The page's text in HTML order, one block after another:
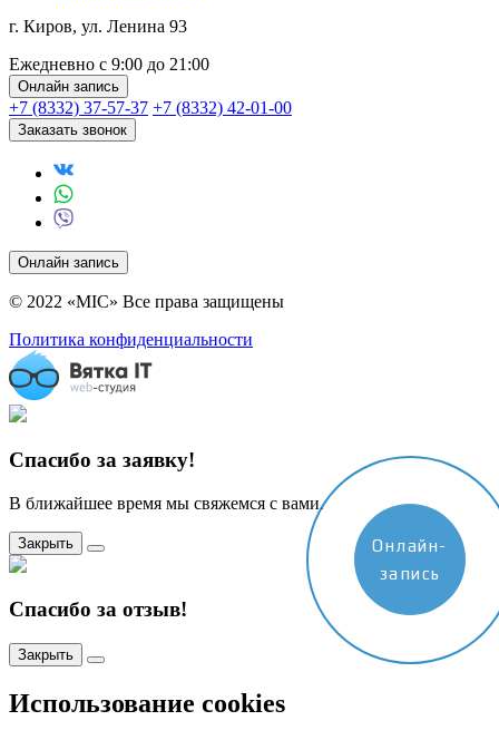
г. Киров, ул. Ленина 93
Ежедневно с 9:00 до 21:00
Онлайн запись
+7 (8332) 37-57-37 +7 (8332) 42-01-00
Заказать звонок
Онлайн запись
© 2022 «MIC» Все права защищены
Политика конфиденциальности
Спасибо за заявку!
В ближайшее время мы свяжемся с вами.
Закрыть
Спасибо за отзыв!
Закрыть
Онлайн-
запись
Использование cookies